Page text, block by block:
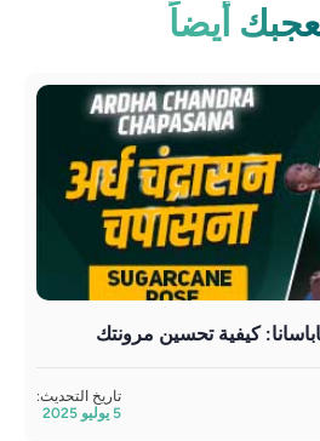
أيضاً
كيفية تحسين مرونتك
تاريخ التحديث: